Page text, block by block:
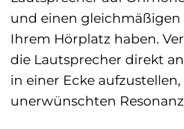
und einen gleichmäßigen
Ihrem Hörplatz haben.
die Lautsprecher direkt
in einer Ecke aufzustellen,
unerwünschten